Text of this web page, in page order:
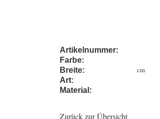
Artikelnummer:
Farbe:
Breite:
cm
Art:
Material:
Zurück zur Übersicht